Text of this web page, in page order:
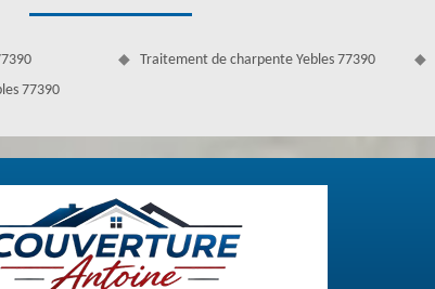
gouttière de maison. Alors, si elle vient à
vous constatez une partie ou des pièces
comme chez Couverture Antoine. La
le bâtiment, le jardin et les entourages.
77390
Traitement de charpente Yebles 77390